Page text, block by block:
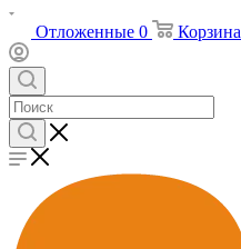
Отложенные 0 Корзина